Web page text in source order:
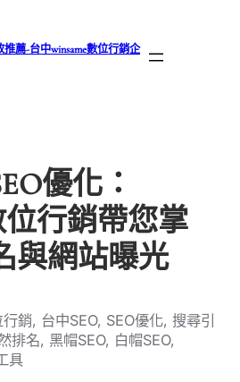
薦-台中winsame數位行銷企
優化：
位行銷帶您掌
與網站曝光
銷, 台中SEO, SEO優化, 搜尋引
排名, 黑帽SEO, 白帽SEO,
具